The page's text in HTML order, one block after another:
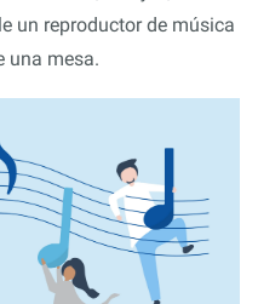
un reproductor de música
una mesa.